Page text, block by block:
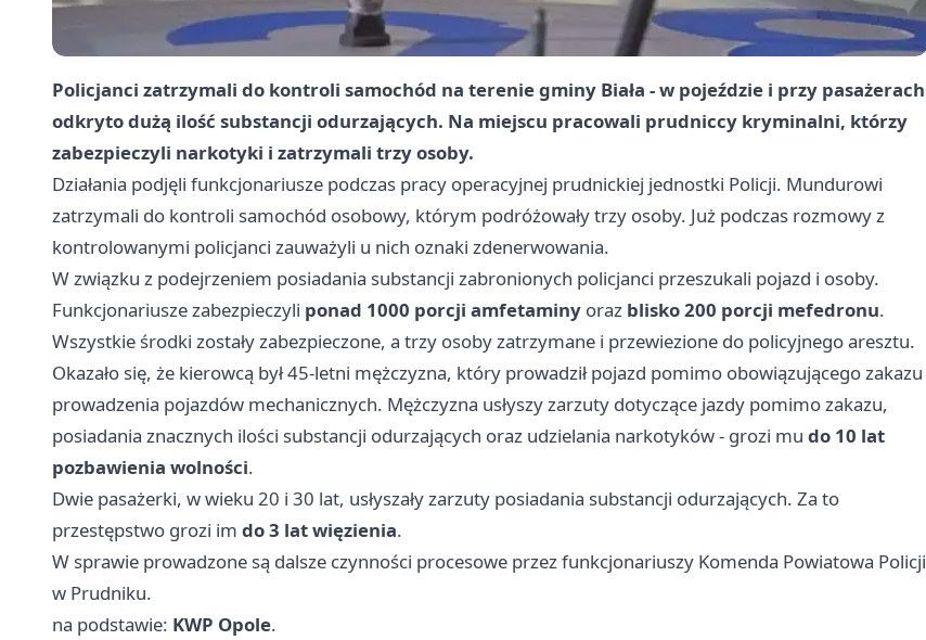
Policjanci zatrzymali do kontroli samochód na terenie gminy Biała - w pojeździe i przy pasażerach
odkryto dużą ilość substancji odurzających. Na miejscu pracowali prudniccy kryminalni, którzy
zabezpieczyli narkotyki i zatrzymali trzy osoby.
Działania podjęli funkcjonariusze podczas pracy operacyjnej prudnickiej jednostki Policji. Mundurowi
zatrzymali do kontroli samochód osobowy, którym podróżowały trzy osoby. Już podczas rozmowy z
kontrolowanymi policjanci zauważyli u nich oznaki zdenerwowania.
W związku z podejrzeniem posiadania substancji zabronionych policjanci przeszukali pojazd i osoby.
Funkcjonariusze zabezpieczyli ponad 1000 porcji amfetaminy oraz blisko 200 porcji mefedronu.
Wszystkie środki zostały zabezpieczone, a trzy osoby zatrzymane i przewiezione do policyjnego aresztu.
Okazało się, że kierowcą był 45-letni mężczyzna, który prowadził pojazd pomimo obowiązującego zakazu
prowadzenia pojazdów mechanicznych. Mężczyzna usłyszy zarzuty dotyczące jazdy pomimo zakazu,
posiadania znacznych ilości substancji odurzających oraz udzielania narkotyków - grozi mu do 10 lat
pozbawienia wolności.
Dwie pasażerki, w wieku 20 i 30 lat, usłyszały zarzuty posiadania substancji odurzających. Za to
przestępstwo grozi im do 3 lat więzienia.
W sprawie prowadzone są dalsze czynności procesowe przez funkcjonariuszy Komenda Powiatowa Policji
w Prudniku.
na podstawie: KWP Opole.